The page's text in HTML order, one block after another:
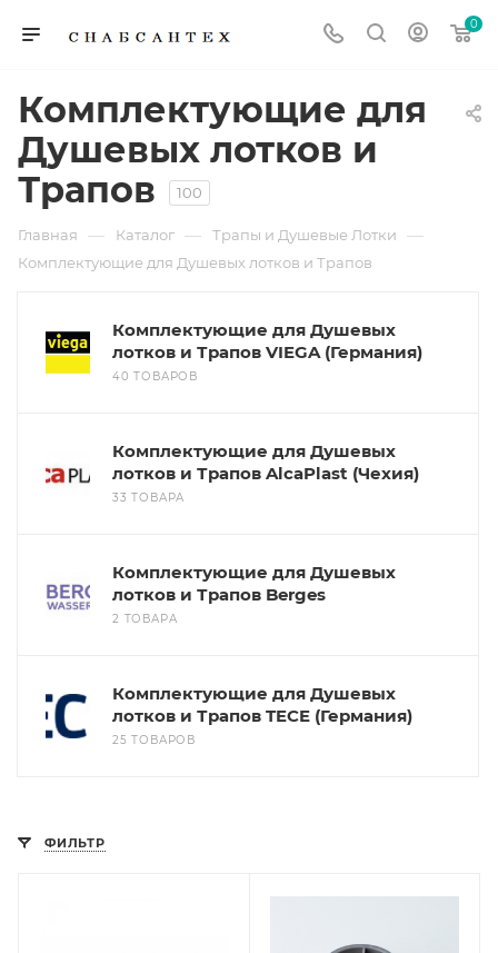
0
Комплектующие для
Душевых лотков и
Трапов
100
Главная — Каталог — Трапы и Душевые Лотки —
Комплектующие для Душевых лотков и Трапов
Комплектующие для Душевых
лотков и Трапов VIEGA (Германия)
40 ТОВАРОВ
Комплектующие для Душевых
лотков и Трапов AlcaPlast (Чехия)
33 ТОВАРА
Комплектующие для Душевых
лотков и Трапов Berges
2 ТОВАРА
Комплектующие для Душевых
лотков и Трапов TECE (Германия)
25 ТОВАРОВ
ФИЛЬТР